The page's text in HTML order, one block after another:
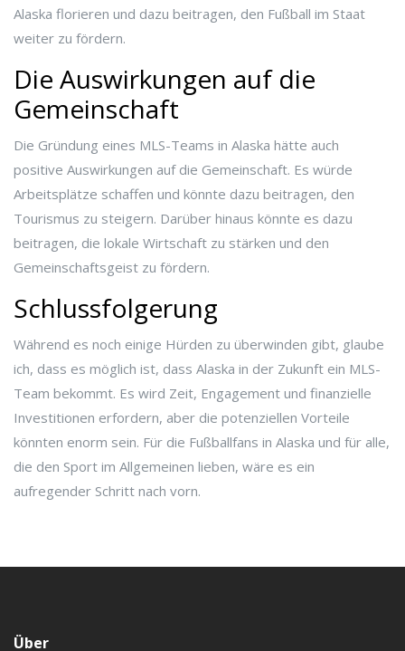
Alaska florieren und dazu beitragen, den Fußball im Staat
weiter zu fördern.
Die Auswirkungen auf die
Gemeinschaft
Die Gründung eines MLS-Teams in Alaska hätte auch
positive Auswirkungen auf die Gemeinschaft. Es würde
Arbeitsplätze schaffen und könnte dazu beitragen, den
Tourismus zu steigern. Darüber hinaus könnte es dazu
beitragen, die lokale Wirtschaft zu stärken und den
Gemeinschaftsgeist zu fördern.
Schlussfolgerung
Während es noch einige Hürden zu überwinden gibt, glaube
ich, dass es möglich ist, dass Alaska in der Zukunft ein MLS-
Team bekommt. Es wird Zeit, Engagement und finanzielle
Investitionen erfordern, aber die potenziellen Vorteile
könnten enorm sein. Für die Fußballfans in Alaska und für alle,
die den Sport im Allgemeinen lieben, wäre es ein
aufregender Schritt nach vorn.
Über